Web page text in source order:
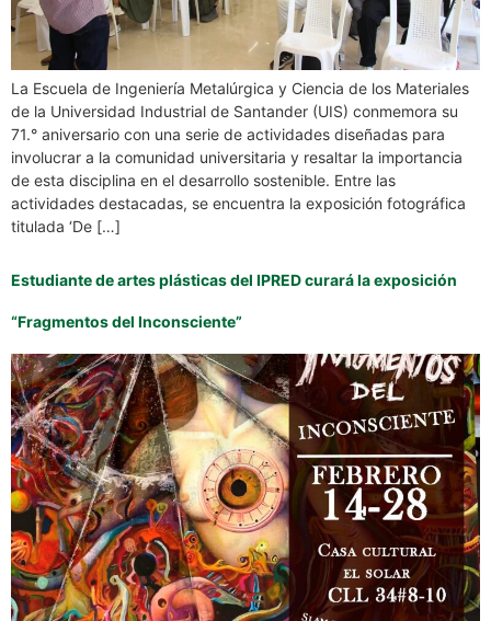
La Escuela de Ingeniería Metalúrgica y Ciencia de los Materiales
de la Universidad Industrial de Santander (UIS) conmemora su
71.° aniversario con una serie de actividades diseñadas para
involucrar a la comunidad universitaria y resaltar la importancia
de esta disciplina en el desarrollo sostenible. Entre las
actividades destacadas, se encuentra la exposición fotográfica
titulada ‘De […]
Estudiante de artes plásticas del IPRED curará la exposición
“Fragmentos del Inconsciente”